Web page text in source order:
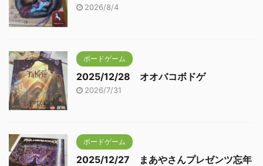
2026/8/4
ボードゲーム
2025/12/28 オオバコボドゲ
2026/7/31
ボードゲーム
2025/12/27 まあやさんプレゼンツ忘年